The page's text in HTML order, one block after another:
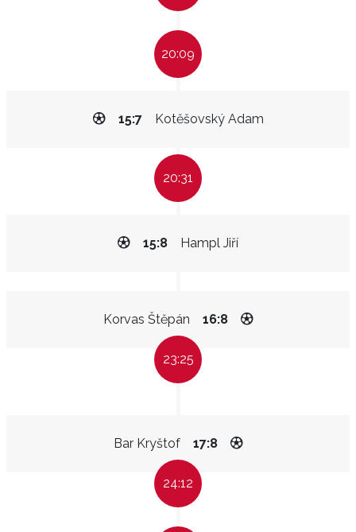
20:09
Kotěšovský Adam
15:7
20:31
Hampl Jiří
15:8
Korvas Štěpán 16:8
23:25
Bar Kryštof 17:8
24:12